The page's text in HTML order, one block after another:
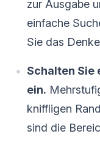
zur Ausgabe
einfache
Sie das
Schalten Sie
ein.
kniffligen
sind die